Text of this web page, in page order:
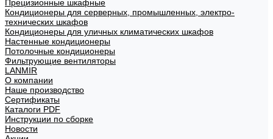
Прецизионные шкафные
Кондиционеры для серверных, промышленных, электро-
технических шкафов
Кондиционеры для уличных климатических шкафов
Настенные кондиционеры
Потолочные кондиционеры
Фильтрующие вентиляторы
LANMIR
О компании
Наше производство
Сертификаты
Каталоги PDF
Инструкции по сборке
Новости